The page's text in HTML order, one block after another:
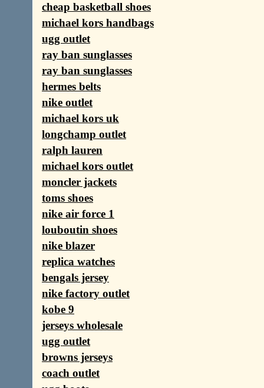
cheap basketball shoes
michael kors handbags
ugg outlet
ray ban sunglasses
ray ban sunglasses
hermes belts
nike outlet
michael kors uk
longchamp outlet
ralph lauren
michael kors outlet
moncler jackets
toms shoes
nike air force 1
louboutin shoes
nike blazer
replica watches
bengals jersey
nike factory outlet
kobe 9
jerseys wholesale
ugg outlet
browns jerseys
coach outlet